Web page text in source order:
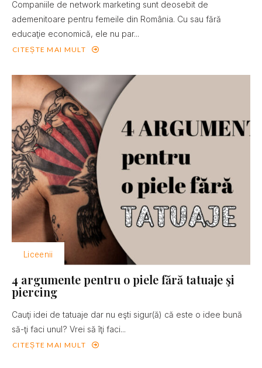
Companiile de network marketing sunt deosebit de
ademenitoare pentru femeile din România. Cu sau fără
educaţie economică, ele nu par...
CITEȘTE MAI MULT
Liceenii
4 argumente pentru o piele fără tatuaje şi
piercing
Cauţi idei de tatuaje dar nu eşti sigur(ă) că este o idee bună
să-ţi faci unul? Vrei să îţi faci...
CITEȘTE MAI MULT